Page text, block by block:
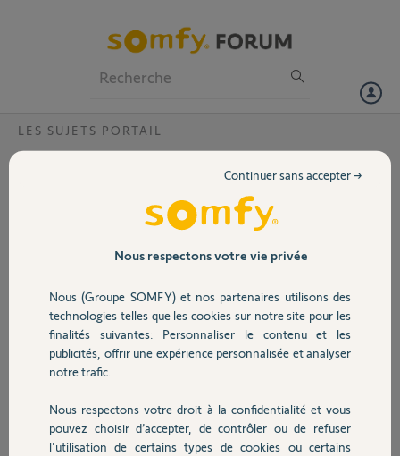
Volet
Sécurité
Domotique
Chauffage
LES SUJETS PORTAIL
Bague Plastique Freevia 300
Bonjour,
Une bague en plastique
est cassé dans le moteur
du portail coulissant
Freevia 300
numero 5054096
Du coup mon portail ne
fonctionne pas sans
cette bague (verouillage
PJ photo
Nous respectons votre vie privée
Nous (Groupe SOMFY) et nos partenaires utilisons des
technologies telles que les cookies sur notre site pour les
finalités suivantes: Personnaliser le contenu et les
publicités, offrir une expérience personnalisée et analyser
notre trafic.
Nous respectons votre droit à la confidentialité et vous
pouvez choisir d’accepter, de contrôler ou de refuser
l'utilisation de certains types de cookies ou certains
Continuer sans accepter →